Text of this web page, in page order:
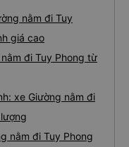
nằm đi Tuy
giá cao
đi Tuy Phong từ
xe Giường nằm đi
nằm đi Tuy Phong